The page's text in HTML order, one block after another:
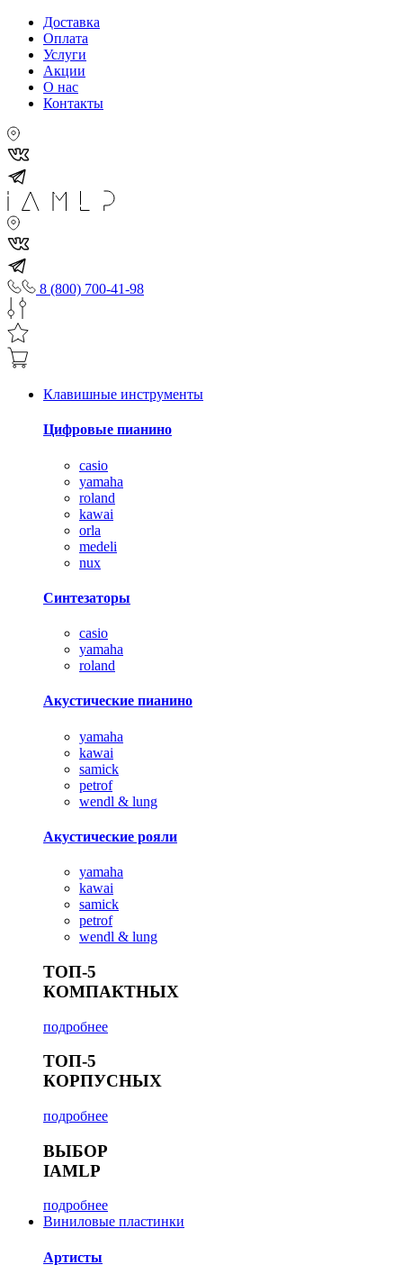
Доставка
Оплата
Услуги
Акции
О нас
Контакты
8 (800) 700-41-98
Клавишные инструменты
Цифровые пианино
casio
yamaha
roland
kawai
orla
medeli
nux
Синтезаторы
casio
yamaha
roland
Акустические пианино
yamaha
kawai
samick
petrof
wendl & lung
Акустические рояли
yamaha
kawai
samick
petrof
wendl & lung
ТОП-5
КОМПАКТНЫХ
подробнее
ТОП-5
КОРПУСНЫХ
подробнее
ВЫБОР
IAMLP
подробнее
Виниловые пластинки
Артисты